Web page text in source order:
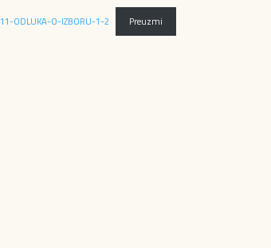
11-ODLUKA-O-IZBORU-1-2 Preuzmi